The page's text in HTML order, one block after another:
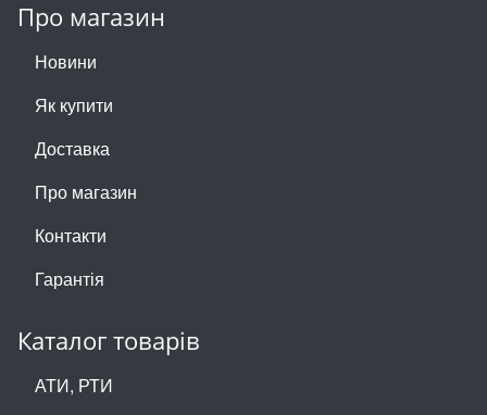
Про магазин
Новини
Як купити
Доставка
Про магазин
Контакти
Гарантія
Каталог товарів
АТИ, РТИ